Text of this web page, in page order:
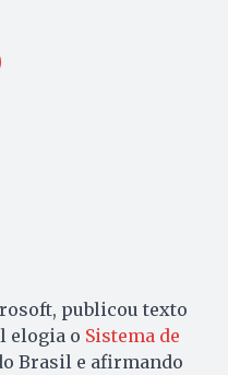
publicou texto
elogia o Sistema de
Brasil e afirmando